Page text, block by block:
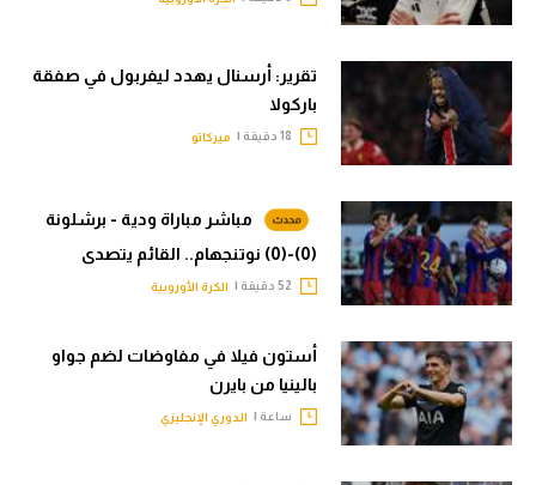
تقرير: أرسنال يهدد ليفربول في صفقة
باركولا
ميركاتو
مباشر مباراة ودية - برشلونة
(0)-(0) نوتنجهام.. القائم يتصدى
الكرة الأوروبية
أستون فيلا في مفاوضات لضم جواو
بالينيا من بايرن
ساعة | الدوري الإنجليزي